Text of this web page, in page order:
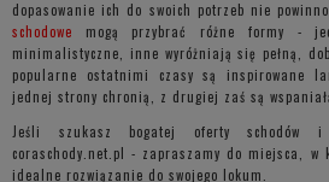
dopasowanie ich do swoich potrzeb nie
schodowe mogą przybrać różne formy -
minimalistyczne, inne wyróżniają się pełną,
popularne ostatnimi czasy są inspirowane
jednej strony chronią, z drugiej zaś są
Jeśli szukasz bogatej oferty schodów
coraschody.net.pl - zapraszamy do miejsca, w
idealne rozwiązanie do swojego lokum.